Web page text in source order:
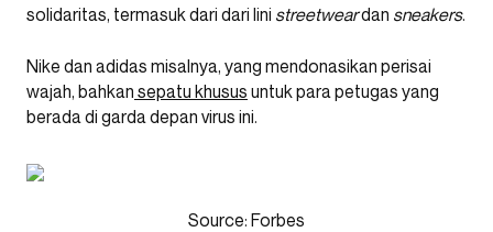
solidaritas, termasuk dari dari lini streetweardan sneakers.
Nike dan adidas misalnya, yang mendonasikan perisai
wajah, bahkan sepatu khusus untuk para petugas yang
berada di garda depan virus ini.
Source: Forbes